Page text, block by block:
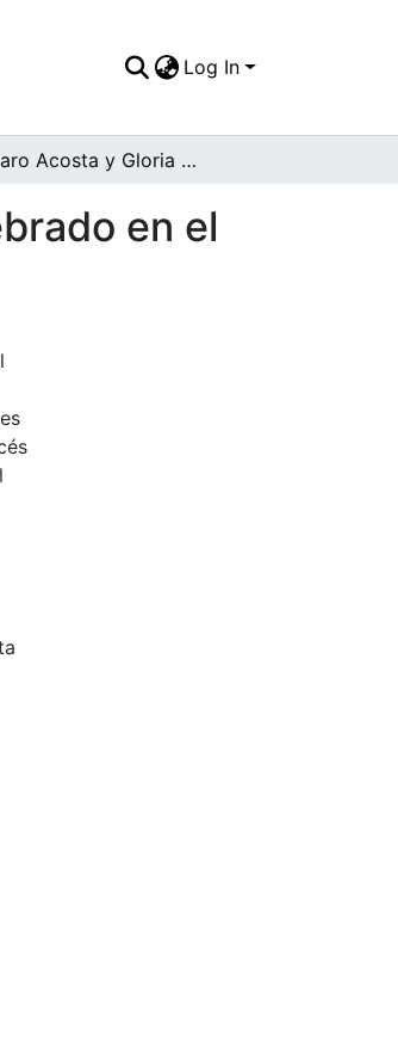
Log In
Alvaro Acosta y Gloria Cruz el día de su matrimonio celebrado en el Club campestre La Ribera
en el